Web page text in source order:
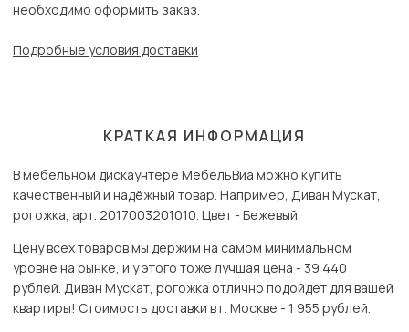
необходимо оформить заказ.
Подробные условия доставки
КРАТКАЯ ИНФОРМАЦИЯ
В мебельном дискаунтере МебельВиа можно купить
качественный и надёжный товар. Например, Диван Мускат,
рогожка, арт. 2017003201010. Цвет - Бежевый.
Цену всех товаров мы держим на самом минимальном
уровне на рынке, и у этого тоже лучшая цена - 39 440
рублей. Диван Мускат, рогожка отлично подойдет для вашей
квартиры! Стоимость доставки в г. Москве - 1 955 рублей.